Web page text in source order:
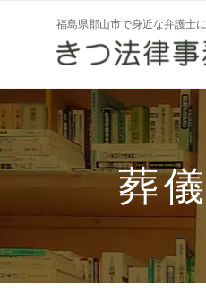
ン
ツ
へ
ス
福島県郡山市で身近な弁護士
葬